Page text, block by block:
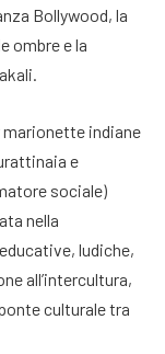
Bollywood, la
ombre e la
marionette indiane
e
sociale)
nella
ludiche,
all’intercultura,
culturale tra